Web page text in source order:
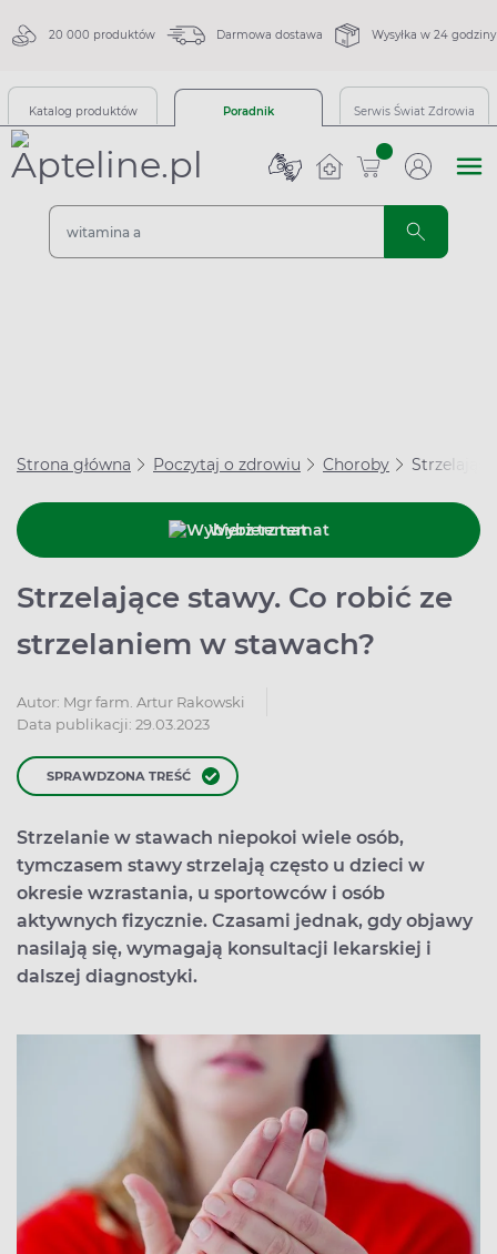
20 000 produktów Darmowa dostawa Wysyłka w 24 godziny
Katalog produktów Poradnik Serwis Świat Zdrowia
sztuk
Strona główna Poczytaj o zdrowiu Choroby
Wybierz temat
Strzelające stawy. Co robić ze
strzelaniem w stawach?
Autor: Mgr farm. Artur Rakowski
Data publikacji: 29.03.2023
SPRAWDZONA TREŚĆ
Strzelanie w stawach niepokoi wiele osób,
tymczasem stawy strzelają często u dzieci w
okresie wzrastania, u sportowców i osób
aktywnych fizycznie. Czasami jednak, gdy objawy
nasilają się, wymagają konsultacji lekarskiej i
dalszej diagnostyki.